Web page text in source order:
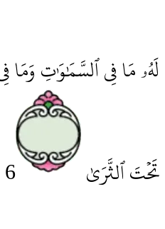
لَهُۥ مَا فِى ٱلسَّمَٰوَٰتِ وَمَا
تَحْتَ ٱلثَّرَىٰ 6